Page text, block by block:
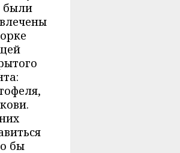
были
бы